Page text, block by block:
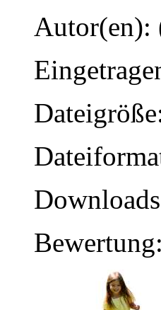
Autor(en):